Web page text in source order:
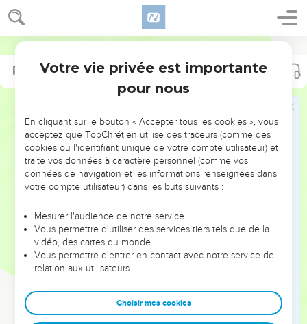
NE MANQUEZ PAS L’ÉVÉNEMENT
DE L’ANNÉE !
ET SI LEURS ERREURS POUVAIENT VOUS ÉVITER LES
VOTRES ?
leur foi ou leur vision. Mais on voit moins les doutes, les erreurs
et les saisons difficiles qu'ils ont traversés, alors même que ce
sont elles qui les ont façonnés.
Dans cette conférence, leaders, entrepreneurs, et responsables
clés pour avancer avec plus de sagesse afin que leurs erreurs
deviennent vos tremplins. Que vous guidiez un ministère, une
Proverbes 11
Proverbes 23
Votre vie privée est importante
pour nous
En cliquant sur le bouton « Accepter tous les cookies », vous
acceptez que TopChrétien utilise des traceurs (comme des
cookies ou l'identifiant unique de votre compte utilisateur) et
traite vos données à caractère personnel (comme vos
données de navigation et les informations renseignées dans
votre compte utilisateur) dans les buts suivants :
Mesurer l'audience de notre service
Vous permettre d'utiliser des services tiers tels que de la
vidéo, des cartes du monde…
Vous permettre d'entrer en contact avec notre service de
relation aux utilisateurs.
Choisir mes cookies